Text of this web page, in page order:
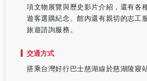
項文物展覽與歷史影片介紹，還有各
遊客選購紀念。館內還有親切的志工
旅遊諮詢服務。
交通方式
搭乘台灣好行巴士慈湖線於慈湖陵寢